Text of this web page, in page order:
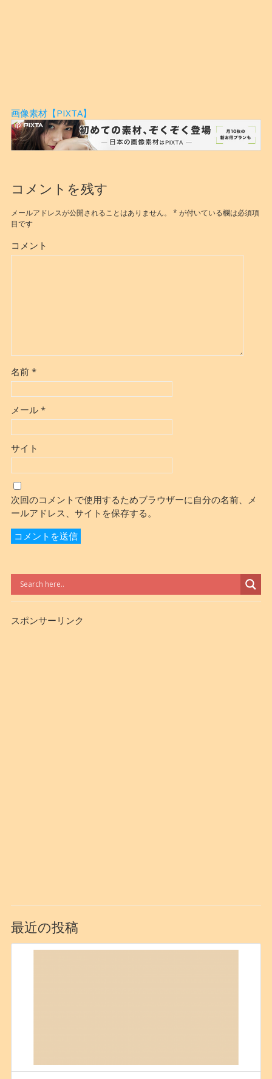
画像素材【PIXTA】
コメントを残す
メールアドレスが公開されることはありません。 * が付いている欄は必須項
目です
コメント
名前 *
メール *
サイト
次回のコメントで使用するためブラウザーに自分の名前、メ
ールアドレス、サイトを保存する。
スポンサーリンク
最近の投稿